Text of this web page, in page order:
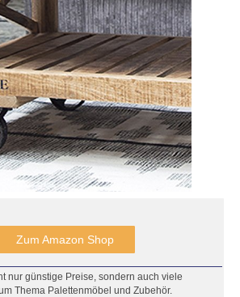
Zum Amazon Shop
nur günstige Preise, sondern auch viele
Thema Palettenmöbel und Zubehör.